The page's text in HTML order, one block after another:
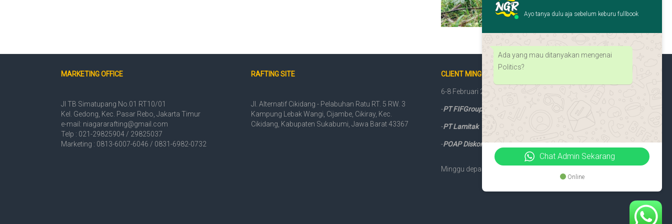
MARKETING OFFICE
Jl TB Simatupang No.01 RT10/01
Kel. Gedong, Kec. Pasar Rebo, Jakarta Timur
e-mail: niagararafting@gmail.com
Telp : 021-29825904 / 29825037
Marketing : 0813-6007-6046 / 0831-6982-0732
RAFTING SITE
Jl. Alternatif Cikidang - Pelabuhan Ratu RT. 5 RW. 3
Kampung Lebak Wangi, Cijambe, Cikiray, Kec.
Cikidang, Kabupaten Sukabumi, Jawa Barat 43367
CLIENT MINGGU INI
6-8 Februari 2026
-PT FIFGroup Jaksel II
-PT Lamitak
-POAP Diskominfotik DKI
Minggu depan giliran kamu!
Ayo tanya dulu aja sebelum keburu fullbook
Ada yang mau ditanyakan mengenai
Politics?
Chat Admin Sekarang
Online